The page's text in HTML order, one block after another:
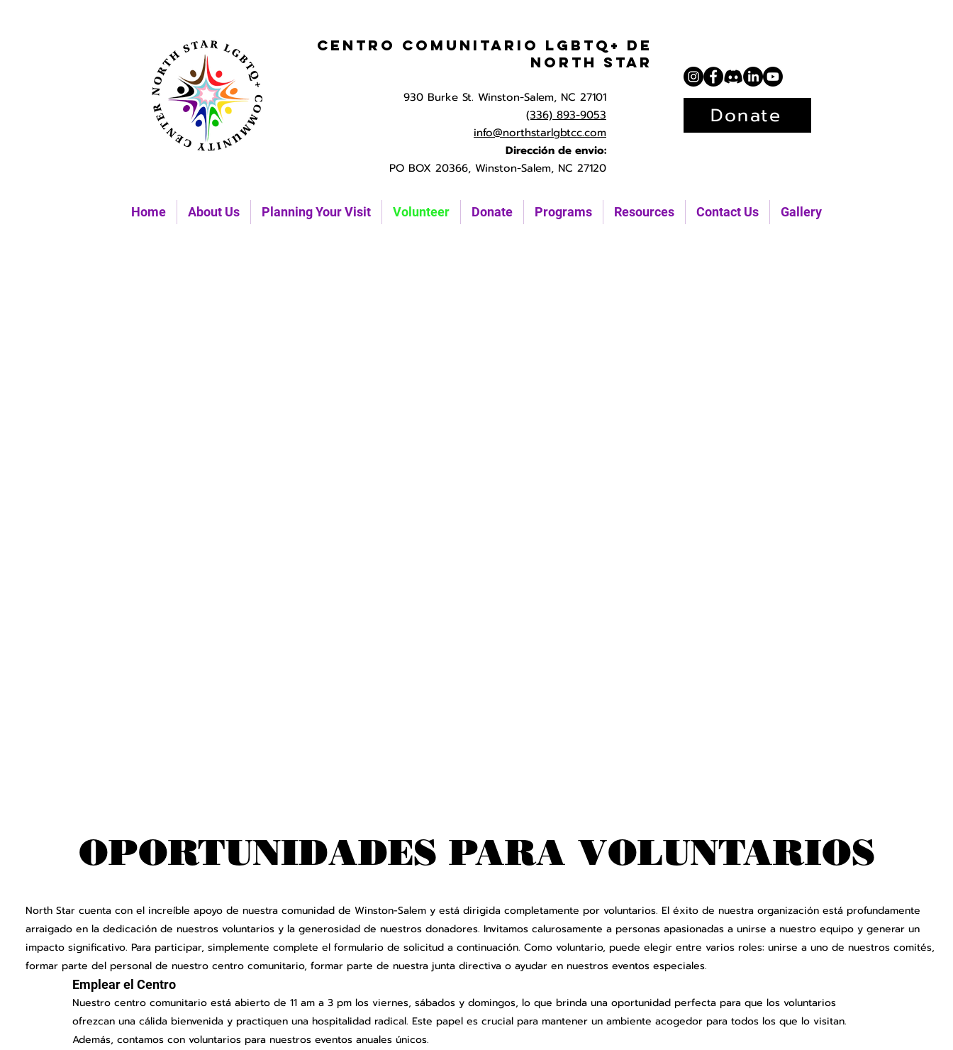
Home About Us Planning Your Visit Volunteer Donate Programs Resources Contact Us Gallery
Centro Comunitario LGBTQ+ de
North Star
930 Burke St. Winston-Salem, NC 27101
(336) 893-9053
info@northstarlgbtcc.com
Dirección de envio:
PO BOX 20366, Winston-Salem, NC 27120
Donate
OPORTUNIDADES PARA VOLUNTARIOS
North Star cuenta con el increíble apoyo de nuestra comunidad de Winston-Salem y está dirigida completamente por voluntarios. El éxito de nuestra organización está profundamente
arraigado en la dedicación de nuestros voluntarios y la generosidad de nuestros donadores. Invitamos calurosamente a personas apasionadas a unirse a nuestro equipo y generar un
impacto significativo. Para participar, simplemente complete el formulario de solicitud a continuación. Como voluntario, puede elegir entre varios roles: unirse a uno de nuestros comités,
formar parte del personal de nuestro centro comunitario, formar parte de nuestra junta directiva o ayudar en nuestros eventos especiales.
Emplear el Centro
Nuestro centro comunitario está abierto de 11 am a 3 pm los viernes, sábados y domingos, lo que brinda una oportunidad perfecta para que los voluntarios
ofrezcan una cálida bienvenida y practiquen una hospitalidad radical. Este papel es crucial para mantener un ambiente acogedor para todos los que lo visitan.
Además, contamos con voluntarios para nuestros eventos anuales únicos.